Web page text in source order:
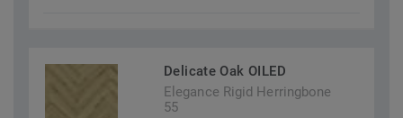
Delicate Oak OILED
Elegance Rigid Herringbone
55